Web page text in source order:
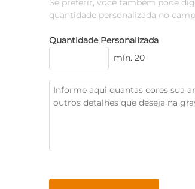
Se preferir, você também pode
quantidade personalizada no
Quantidade Personalizada
mín. 20